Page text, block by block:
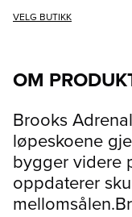
VELG BUTIKK
OM
Brooks
løpeskoene
bygger videre
oppdaterer